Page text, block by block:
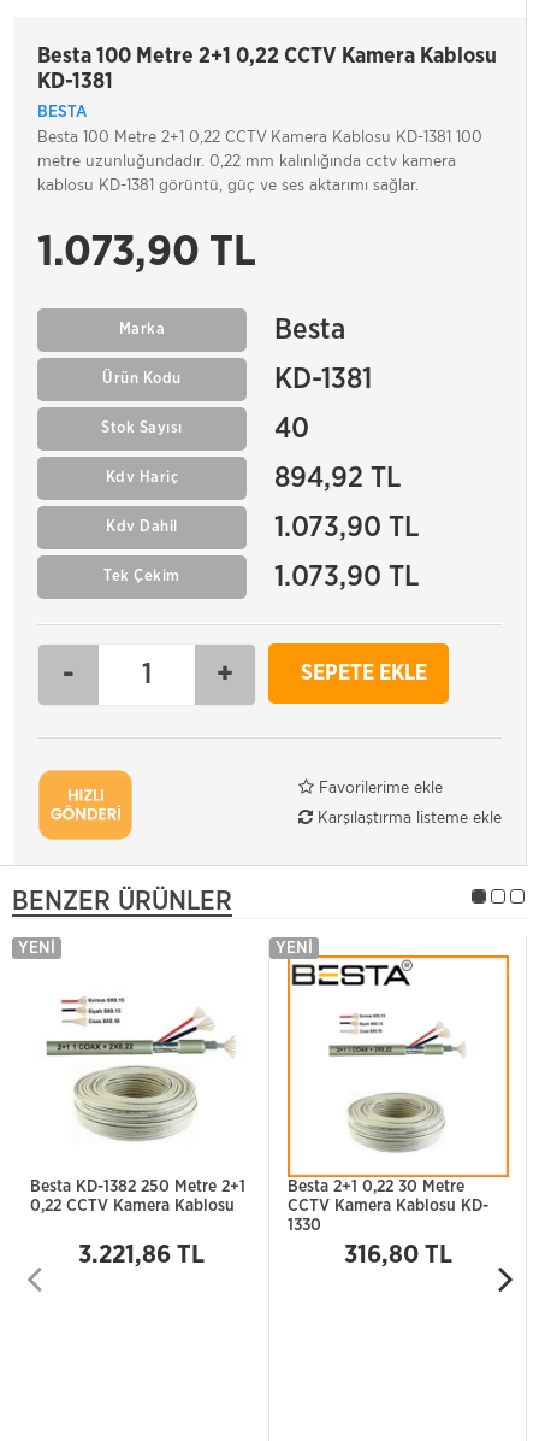
Besta 100 Metre 2+1 0,22 CCTV Kamera Kablosu
KD-1381
BESTA
Besta 100 Metre 2+1 0,22 CCTV Kamera Kablosu KD-1381 100
metre uzunluğundadır. 0,22 mm kalınlığında cctv kamera
kablosu KD-1381 görüntü, güç ve ses aktarımı sağlar.
1.073,90 TL
Marka Besta
Ürün Kodu KD-1381
Stok Sayısı 40
Kdv Hariç 894,92 TL
Kdv Dahil 1.073,90 TL
Tek Çekim 1.073,90 TL
- + SEPETE EKLE
Favorilerime ekle
Karşılaştırma listeme ekle
BENZER ÜRÜNLER
Besta KD-1382 250 Metre 2+1
0,22 CCTV Kamera Kablosu
3.221,86 TL
YENI
Besta 2+1 0,22 30 Metre
CCTV Kamera Kablosu KD-
1330
316,80 TL
YENI